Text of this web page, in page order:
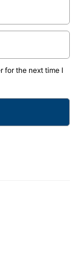
for the next time I